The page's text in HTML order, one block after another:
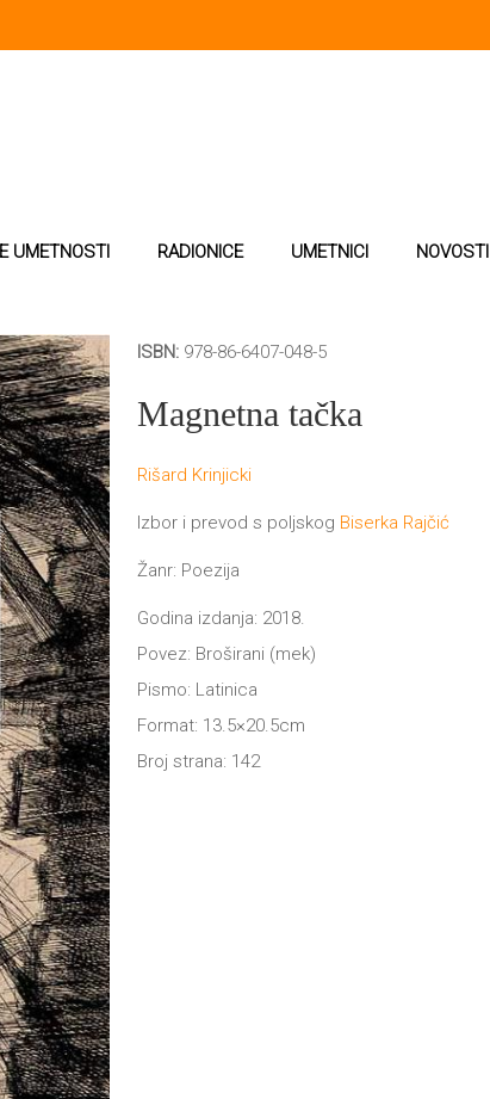
UMETNOSTI RADIONICE UMETNICI NOVOSTI
ISBN: 978-86-6407-048-5
Magnetna tačka
Rišard Krinjicki
Izbor i prevod s poljskog Biserka Rajčić
Žanr: Poezija
Godina izdanja: 2018.
Povez: Broširani (mek)
Pismo: Latinica
Format: 13.5×20.5cm
Broj strana: 142